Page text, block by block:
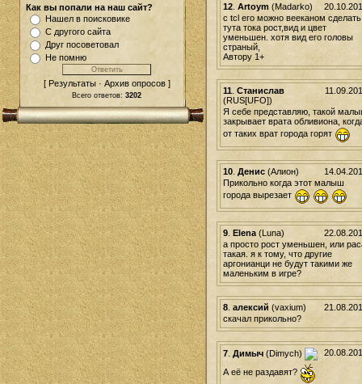
Как вы попали на наш сайт?
Нашел в поисковике
С другого сайта
Друг посоветовал
Не помню
[ Результаты · Архив опросов ]
Всего ответов: 3202
12 Artoym (Madarko)
c tcl его можно вееканом
тута тока рост,вид и цвет
уменьшен. хотя вид его головы
страный,
Автору 1+
11 Станислав
(RUS[UFO])
Я себе представляю, такой
закрывает врата обливиона,
от таких врат города горят
10 Денис (Алион)
Прикольно когда этот малыш
города вырезает
9 Elena (Luna)
а просто рост уменьшен, или
такая. я к тому, что другие
аргонианци не будут такими же
маленьким в игре?
8 алексий (vaxium)
скачал прикольно?
7 Димыч (Dimych)
А её не раздавят?